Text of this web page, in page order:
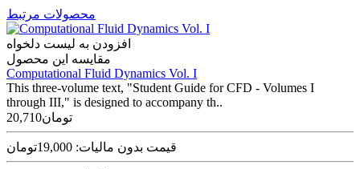
محصولات مرتبط
افزودن به لیست دلخواه
مقایسه این محصول
Computational Fluid Dynamics Vol. I
This three-volume text, "Student Guide for CFD - Volumes I
through III," is designed to accompany th..
20,710تومان
قیمت بدون مالیات: 19,000تومان